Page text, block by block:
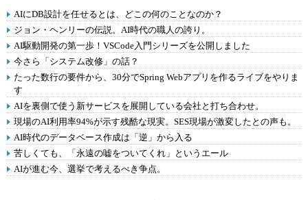
AIにDB設計を任せるとは、どこの何のことなのか？
ジョン・ヘンリーの伝説。AI時代の職人の誇り。
AI駆動開発の第一歩！VSCode入門シリーズを公開しました
今さら「システム改修」の話？
たった数行の要件から、30分でSpring Webアプリを作るライブをやりま
す
AIを裏側で使う新サービスを展開している会社と打ち合わせ。
現場のAI利用率94%が示す残酷な現実。SES現場が激変したとの声も。
AI時代のデータベース作成は「逆」から入る
苦しくても、「永遠の嘘をついてくれ」というエール
AIが進む今、選挙で考えるべき争点。